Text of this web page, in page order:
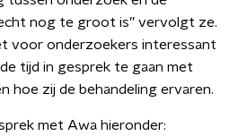
nog te groot is” vervolgt ze.
voor onderzoekers interessant
tijd in gesprek te gaan met
hoe zij de behandeling ervaren.
met Awa hieronder: